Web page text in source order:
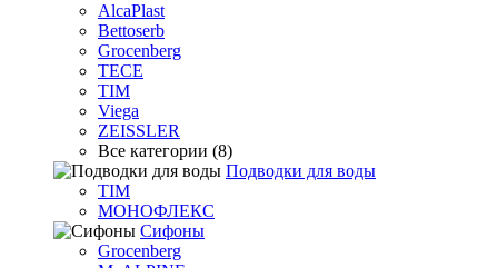
AlcaPlast
Bettoserb
Grocenberg
TECE
TIM
Viega
ZEISSLER
Все категории (8)
Подводки для воды
TIM
МОНОФЛЕКС
Сифоны
Grocenberg